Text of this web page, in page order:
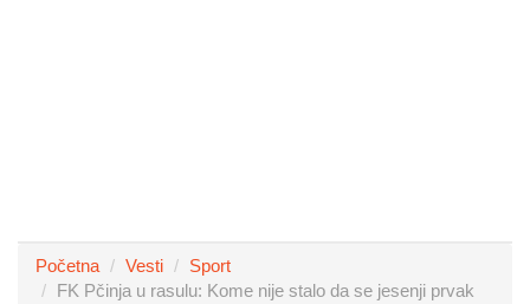
Početna Vesti
Sport
FK Pčinja u rasulu: Kome nije stalo da se jesenji prvak